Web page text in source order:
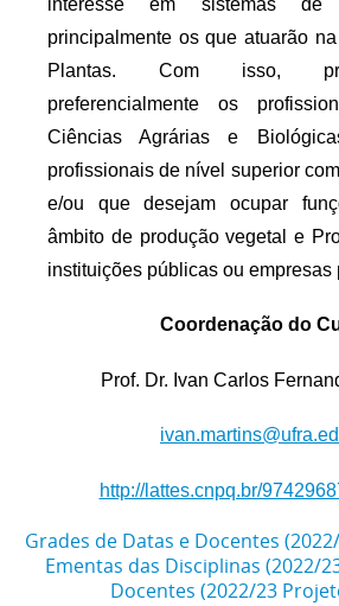
principalmente os que atuarão
Plantas. Com isso,
preferencialmente os
Ciências Agrárias e
profissionais de nível superior
e/ou que desejam ocupar
âmbito de produção vegetal e
instituições públicas ou empresas
Coordenação do
Prof. Dr. Ivan Carlos
http://lattes.cnpq.br/
Grades de Datas e Docentes
Ementas das Disciplinas (2022/
Docentes (2022/23